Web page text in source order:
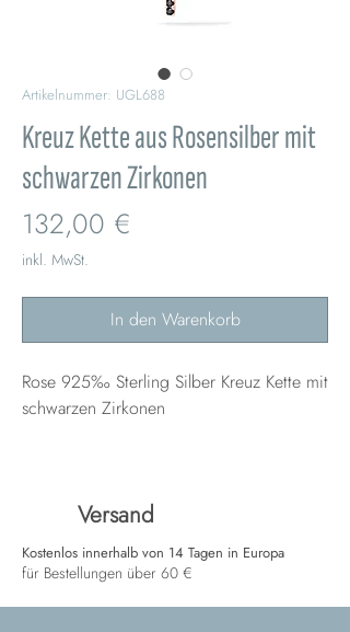
Artikelnummer: UGL688
Kreuz Kette aus Rosensilber mit
schwarzen Zirkonen
132,00 €
inkl. MwSt.
In den Warenkorb
Rose 925‰ Sterling Silber Kreuz Kette mit
schwarzen Zirkonen
Versand
Kostenlos innerhalb von 14 Tagen in Europa
für Bestellungen über 60 €